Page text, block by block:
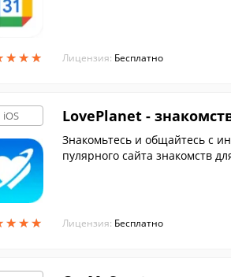
★★★
★★★ Лицензия: Бесплатно
iOS
★★★
★★★
LovePlanet -
Знакомьтесь и общайтесь с
пулярного сайта знакомств
Лицензия: Бесплатно